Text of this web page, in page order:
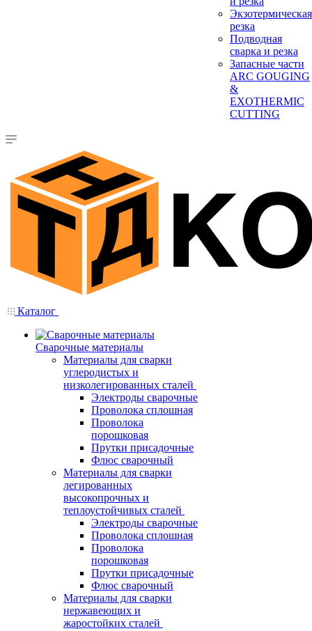
Экзотермическая
резка
Подводная
сварка и резка
Запасные части
ARC GOUGING
&
EXOTHERMIC
CUTTING
Каталог
Сварочные материалы
Материалы для сварки
углеродистых и
низколегированных сталей
Электроды сварочные
Проволока сплошная
Проволока
порошковая
Прутки присадочные
Флюс сварочный
Материалы для сварки
легированных
высокопрочных и
теплоустойчивых сталей
Электроды сварочные
Проволока сплошная
Проволока
порошковая
Прутки присадочные
Флюс сварочный
Материалы для сварки
нержавеющих и
жаростойких сталей